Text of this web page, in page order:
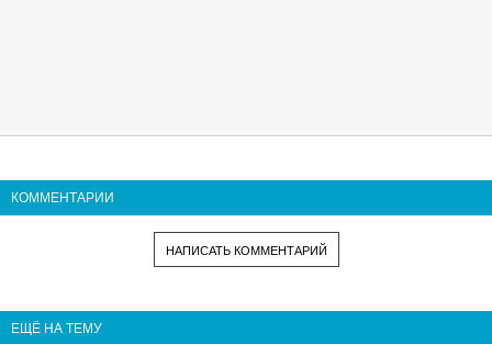
КОММЕНТАРИИ
НАПИСАТЬ КОММЕНТАРИЙ
ЕЩЁ НА ТЕМУ